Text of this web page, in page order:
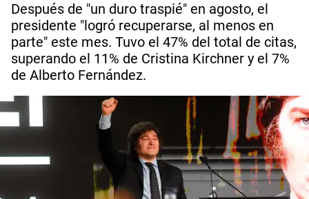
Después de "un duro traspié" en agosto, el
presidente "logró recuperarse, al menos en
parte" este mes. Tuvo el 47% del total de citas,
superando el 11% de Cristina Kirchner y el 7%
de Alberto Fernández.